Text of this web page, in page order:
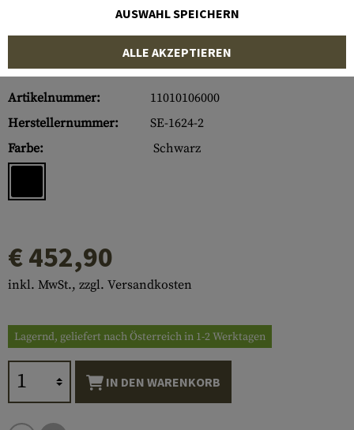
Artikelnummer:
11010106000
Herstellernummer:
SE-1624-2
Farbe:
Schwarz
€ 452,90
inkl. MwSt., zzgl. Versandkosten
Lagernd, geliefert nach Österreich in 1-2 Werktagen
IN DEN WARENKORB
AUSWAHL SPEICHERN
ALLE AKZEPTIEREN